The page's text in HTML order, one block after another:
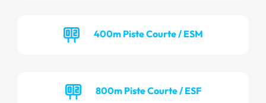
400m Piste Courte / ESM
800m Piste Courte / ESF